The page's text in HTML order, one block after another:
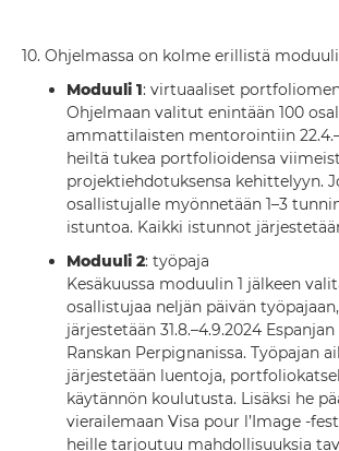
10. Ohjelmassa on kolme erillistä
Moduuli 1: virtuaaliset
Ohjelmaan valitut enintään 100
ammattilaisten mentorointiin
heiltä tukea portfolioidensa
projektiehdotuksensa kehittelyyn.
osallistujalle myönnetään 1–3
istuntoa. Kaikki istunnot
Moduuli 2: työpaja
Kesäkuussa moduulin 1 jälkeen
osallistujaa neljän päivän
järjestetään 31.8.–4.9.2024
Ranskan Perpignanissa. Työpajan
järjestetään luentoja,
käytännön koulutusta. Lisäksi he
vierailemaan Visa pour l’Image -
heille tarjoutuu mahdollisuuksia